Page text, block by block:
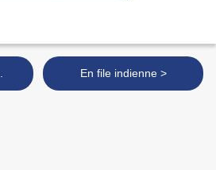
En file indienne >